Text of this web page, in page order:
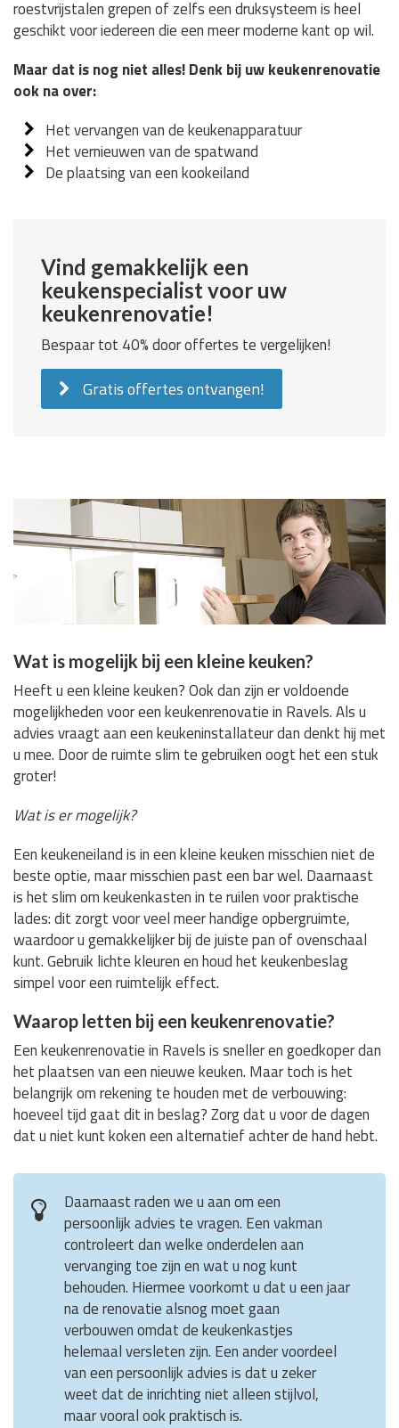
roestvrijstalen grepen of zelfs een druksysteem is heel
geschikt voor iedereen die een meer moderne kant op wil.
Maar dat is nog niet alles! Denk bij uw keukenrenovatie
ook na over:
Het vervangen van de keukenapparatuur
Het vernieuwen van de spatwand
De plaatsing van een kookeiland
Vind gemakkelijk een
keukenspecialist voor uw
keukenrenovatie!
Bespaar tot 40% door offertes te vergelijken!
Gratis offertes ontvangen!
Wat is mogelijk bij een kleine keuken?
Heeft u een kleine keuken? Ook dan zijn er voldoende
mogelijkheden voor een keukenrenovatie in Ravels. Als u
advies vraagt aan een keukeninstallateur dan denkt hij met
u mee. Door de ruimte slim te gebruiken oogt het een stuk
groter!
Wat is er mogelijk?
Een keukeneiland is in een kleine keuken misschien niet de
beste optie, maar misschien past een bar wel. Daarnaast
is het slim om keukenkasten in te ruilen voor praktische
lades: dit zorgt voor veel meer handige opbergruimte,
waardoor u gemakkelijker bij de juiste pan of ovenschaal
kunt. Gebruik lichte kleuren en houd het keukenbeslag
simpel voor een ruimtelijk effect.
Waarop letten bij een keukenrenovatie?
Een keukenrenovatie in Ravels is sneller en goedkoper dan
het plaatsen van een nieuwe keuken. Maar toch is het
belangrijk om rekening te houden met de verbouwing:
hoeveel tijd gaat dit in beslag? Zorg dat u voor de dagen
dat u niet kunt koken een alternatief achter de hand hebt.
Daarnaast raden we u aan om een
persoonlijk advies te vragen. Een vakman
controleert dan welke onderdelen aan
vervanging toe zijn en wat u nog kunt
behouden. Hiermee voorkomt u dat u een jaar
na de renovatie alsnog moet gaan
verbouwen omdat de keukenkastjes
helemaal versleten zijn. Een ander voordeel
van een persoonlijk advies is dat u zeker
weet dat de inrichting niet alleen stijlvol,
maar vooral ook praktisch is.